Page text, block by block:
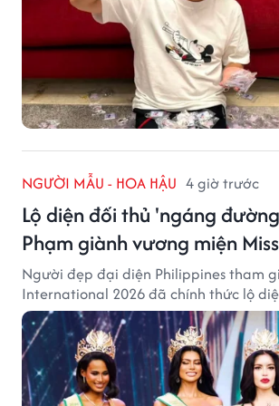
NGƯỜI MẪU - HOA HẬU 4 giờ trước
Lộ diện đối thủ 'ngáng
Phạm giành vương miện
Người đẹp đại diện Philippines tham
International 2026 đã chính thức lộ